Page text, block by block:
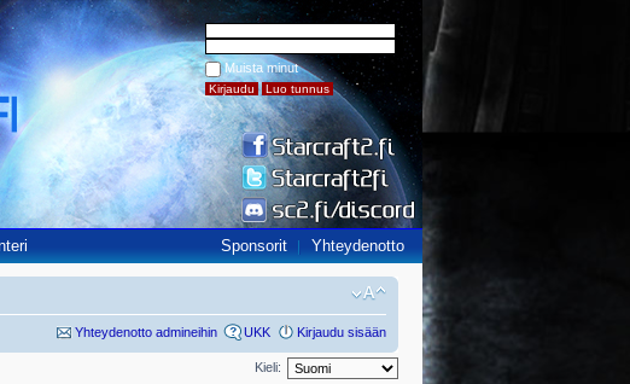
Muista minut
Sponsorit Yhteydenotto
Yhteydenotto admineihin UKK Kirjaudu sisään
Kieli: